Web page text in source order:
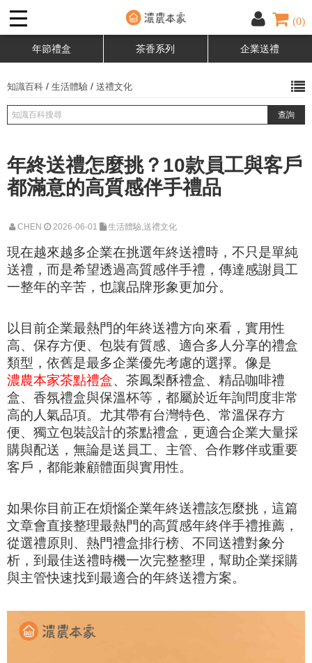
(0)
年節禮盒 茶香系列 企業送禮
知識百科 / 生活體驗 / 送禮文化
年終送禮怎麼挑？10款員工與客戶
都滿意的高質感伴手禮品
CHEN 2026-06-01 生活體驗,送禮文化
現在越來越多企業在挑選年終送禮時，不只是單純
送禮，而是希望透過高質感伴手禮，傳達感謝員工
一整年的辛苦，也讓品牌形象更加分。
以目前企業最熱門的年終送禮方向來看，實用性
高、保存方便、包裝有質感、適合多人分享的禮盒
類型，依舊是最多企業優先考慮的選擇。像是
濃農本家茶點禮盒、茶鳳梨酥禮盒、精品咖啡禮
盒、香氛禮盒與保溫杯等，都屬於近年詢問度非常
高的人氣品項。尤其帶有台灣特色、常溫保存方
便、獨立包裝設計的茶點禮盒，更適合企業大量採
購與配送，無論是送員工、主管、合作夥伴或重要
客戶，都能兼顧體面與實用性。
如果你目前正在煩惱企業年終送禮該怎麼挑，這篇
文章會直接整理最熱門的高質感年終伴手禮推薦，
從選禮原則、熱門禮盒排行榜、不同送禮對象分
析，到最佳送禮時機一次完整整理，幫助企業採購
與主管快速找到最適合的年終送禮方案。